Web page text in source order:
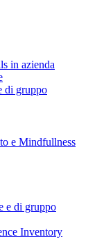
in azienda
di gruppo
e Mindfullness
e di gruppo
Inventory